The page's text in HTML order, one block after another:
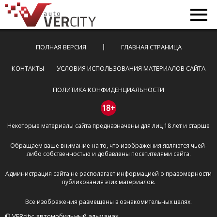
ПОЛНАЯ ВЕРСИЯ ГЛАВНАЯ СТРАНИЦА
КОНТАКТЫ УСЛОВИЯ ИСПОЛЬЗОВАНИЯ МАТЕРИАЛОВ САЙТА
ПОЛИТИКА КОНФИДЕНЦИАЛЬНОСТИ
18+
Некоторые материалы сайта предназначены для лиц 18 лет и старше
Обращаем ваше внимание на то, что изображения являются чьей-
либо собственностью и добавлены посетителями сайта.
Администрация сайта не располагает информацией о правомерности
публикования этих материалов.
Все изображения размещены в ознакомительных целях.